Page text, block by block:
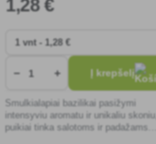
1,28 €
− + Į krepšelį
Smulkialapiai bazilikai pasižymi
intensyviu aromatu ir unikaliu skoniu,
puikiai tinka salotoms ir padažams.